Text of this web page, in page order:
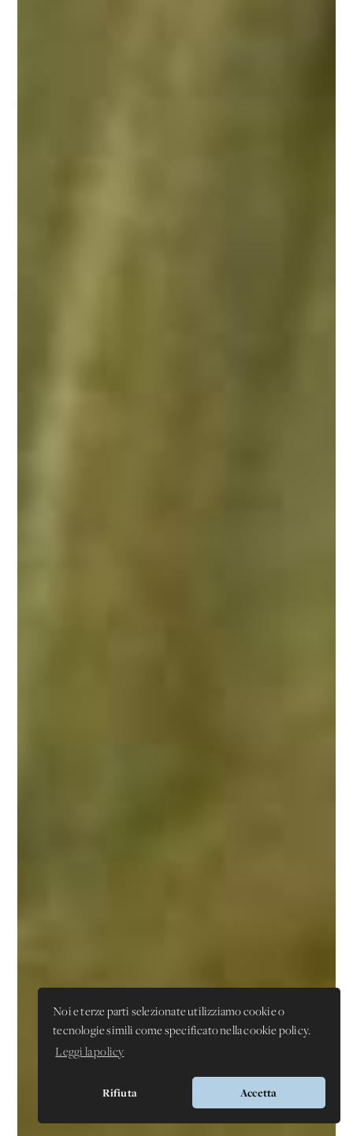
Noi e terze parti selezionate utilizziamo cookie o
tecnologie simili come specificato nella cookie policy.
Leggi la policy
Rifiuta Accetta